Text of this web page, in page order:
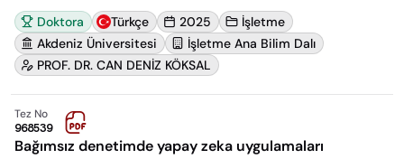
Doktora Türkçe 2025
İşletme
Akdeniz Üniversitesi
İşletme Ana Bilim Dalı
PROF. DR. CAN DENİZ KÖKSAL
Tez No
968539
Bağımsız denetimde yapay zeka uygulamaları